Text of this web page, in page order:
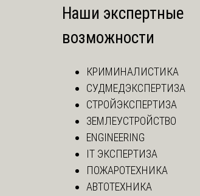
Наши экспертные
возможности
КРИМИНАЛИСТИКА
СУДМЕДЭКСПЕРТИЗА
СТРОЙЭКСПЕРТИЗА
ЗЕМЛЕУСТРОЙСТВО
ENGINEERING
IT ЭКСПЕРТИЗА
ПОЖАРОТЕХНИКА
АВТОТЕХНИКА